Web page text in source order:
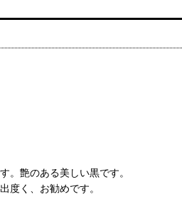
。艶のある美しい黒です。
度く、お勧めです。